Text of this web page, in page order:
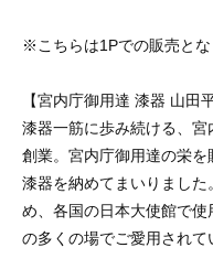
※こちらは1Pでの販売とな
【宮内庁御用達 漆器 山田
漆器一筋に歩み続ける、
創業。宮内庁御用達の栄
漆器を納めてまいりまし
め、各国の日本大使館で
の多くの場でご愛用されて